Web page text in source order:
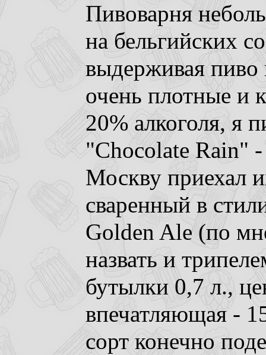
Пивоварня
на бельгийских
выдерживая пиво
очень плотные и
20% алкоголя, я
"Chocolate Rain"
Москву приехал
сваренный в
Golden Ale (по
назвать и
бутылки 0,7 л.,
впечатляющая -
сорт конечно